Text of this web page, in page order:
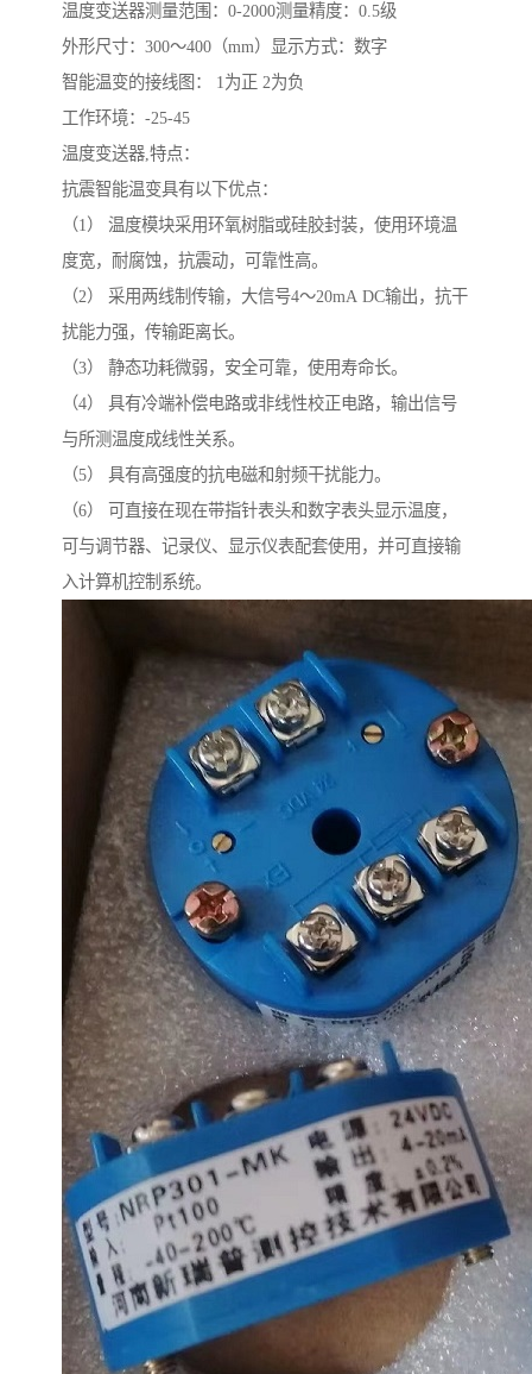
温度变送器测量范围：0-2000测量精度：0.5级
外形尺寸：300～400（mm）显示方式：数字
智能温变的接线图： 1为正 2为负
工作环境：-25-45
温度变送器,特点：
抗震智能温变具有以下优点：
（1） 温度模块采用环氧树脂或硅胶封装，使用环境温
度宽，耐腐蚀，抗震动，可靠性高。
（2） 采用两线制传输，大信号4～20mA DC输出，抗干
扰能力强，传输距离长。
（3） 静态功耗微弱，安全可靠，使用寿命长。
（4） 具有冷端补偿电路或非线性校正电路，输出信号
与所测温度成线性关系。
（5） 具有高强度的抗电磁和射频干扰能力。
（6） 可直接在现在带指针表头和数字表头显示温度，
可与调节器、记录仪、显示仪表配套使用，并可直接输
入计算机控制系统。